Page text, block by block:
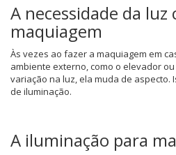
A necessidade da luz
maquiagem
Às vezes ao fazer a maquiagem em
ambiente externo, como o elevador
variação na luz, ela muda de aspecto.
de iluminação.
A iluminação para